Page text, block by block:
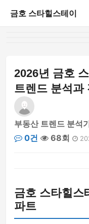
금호 스타힐스테이
2026년 금호
트렌드 분석과
부동산 트렌드 분석
0건
68회
금호 스타힐스
파트